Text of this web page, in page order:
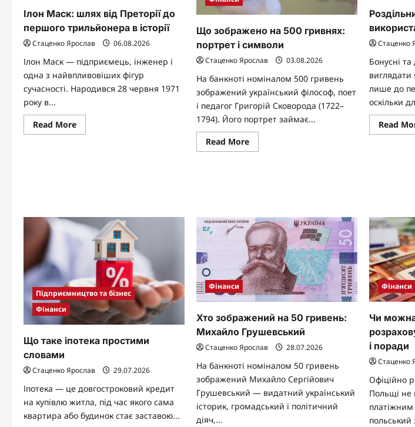
Ілон Маск: шлях від Преторії до
першого трильйонера в історії
Стаценко Ярослав 06.08.2026
Ілон Маск — підприємець, інженер і
одна з найвпливовіших фігур
сучасності. Народився 28 червня 1971
року в...
Read MoreRead
more
в
історії
Що зображено на 500 гривнях:
портрет і символи
Стаценко Ярослав 03.08.2026
На банкноті номіналом 500 гривень
зображений український філософ, поет
і педагог Григорій Сковорода (1722–
1794). Його портрет займає...
Read MoreRead
more
символи
Стаценко
Бонусні
лише до
оскільки
Read
Підприємництво та бізнес
Фінанси
Що таке іпотека простими
словами
Стаценко Ярослав 29.07.2026
Іпотека — це довгостроковий кредит
на купівлю житла, під час якого сама
квартира або будинок стає заставою...
Фінанси
Хто зображений на 50 гривень:
Михайло Грушевський
Стаценко Ярослав 28.07.2026
На банкноті номіналом 50 гривень
зображений Михайло Сергійович
Грушевський — видатний український
історик, громадський і політичний
діяч,...
Фінанси
Чи
і поради
Стаценко
Офіційно
Польщі
польський